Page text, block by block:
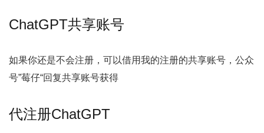
ChatGPT共享账号
如果你还是不会注册，可以借用我的注册的共享账号，公众
号”莓仔“回复共享账号获得
代注册ChatGPT